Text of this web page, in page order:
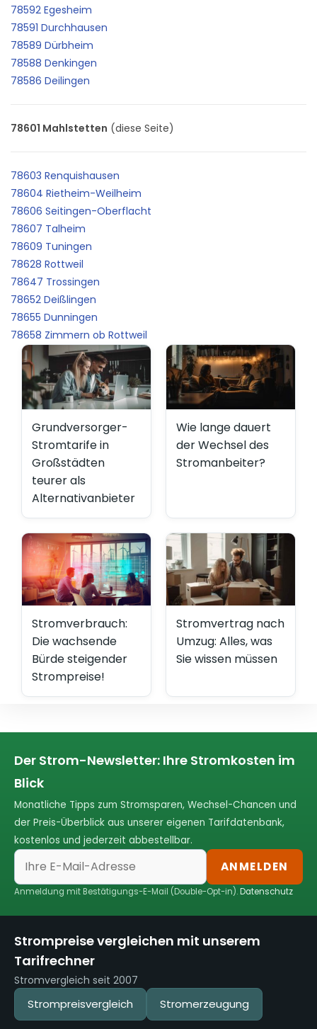
78592 Egesheim
78591 Durchhausen
78589 Dürbheim
78588 Denkingen
78586 Deilingen
78601 Mahlstetten (diese Seite)
78603 Renquishausen
78604 Rietheim-Weilheim
78606 Seitingen-Oberflacht
78607 Talheim
78609 Tuningen
78628 Rottweil
78647 Trossingen
78652 Deißlingen
78655 Dunningen
78658 Zimmern ob Rottweil
Grundversorger-
Stromtarife in
Großstädten
teurer als
Alternativanbieter
Wie lange dauert
der Wechsel des
Stromanbeiter?
Stromverbrauch:
Die wachsende
Bürde steigender
Strompreise!
Stromvertrag nach
Umzug: Alles, was
Sie wissen müssen
Der Strom-Newsletter: Ihre Stromkosten im
Blick
Monatliche Tipps zum Stromsparen, Wechsel-Chancen und
der Preis-Überblick aus unserer eigenen Tarifdatenbank,
kostenlos und jederzeit abbestellbar.
ANMELDEN
Anmeldung mit Bestätigungs-E-Mail (Double-Opt-in).Datenschutz
Strompreise vergleichen mit unserem
Tarifrechner
Stromvergleich seit 2007
Strompreisvergleich Stromerzeugung